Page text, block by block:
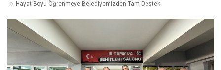
Hayat Boyu Öğrenmeye Belediyemizden Tam Destek